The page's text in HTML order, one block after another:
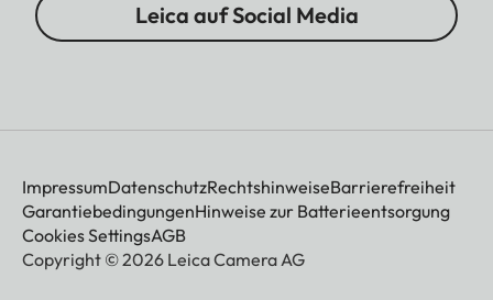
Leica auf Social Media
ImpressumDatenschutzRechtshinweiseBarrierefreiheit
GarantiebedingungenHinweise zur Batterieentsorgung
Cookies SettingsAGB
Copyright © 2026 Leica Camera AG